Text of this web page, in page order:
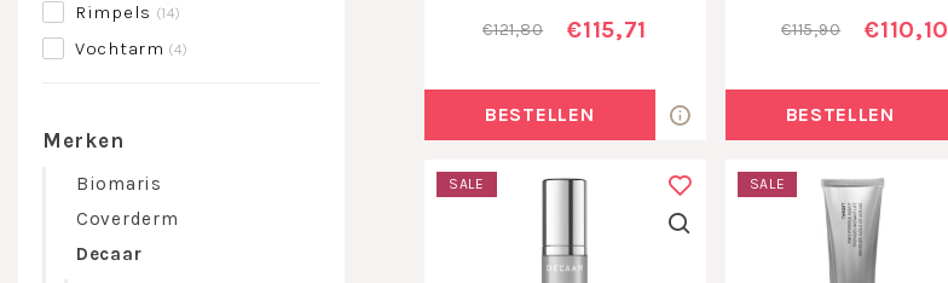
Rimpels (14)
Vochtarm (4)
Merken
Biomaris
Coverderm
Decaar
€121,80 €115,71
BESTELLEN
€115,90 €110,10
BESTELLEN
SALE SALE